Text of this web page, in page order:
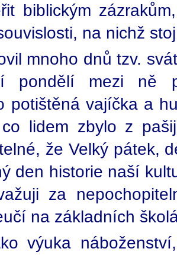
biblickým
na nichž
mnoho dnů tzv.
pondělí mezi ně
potištěná vajíčka a
lidem zbylo z
že Velký pátek,
den historie naší
za
na základních
výuka